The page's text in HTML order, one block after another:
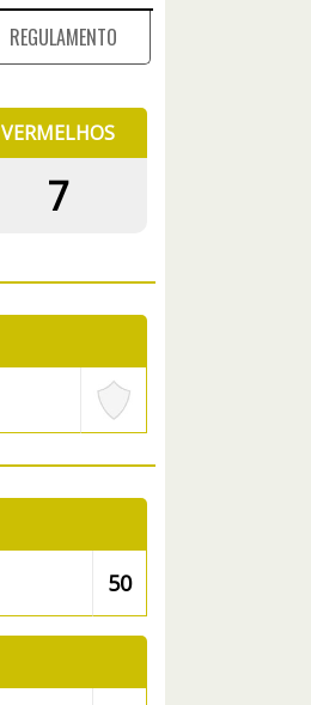
REGULAMENTO
VERMELHOS
7
50